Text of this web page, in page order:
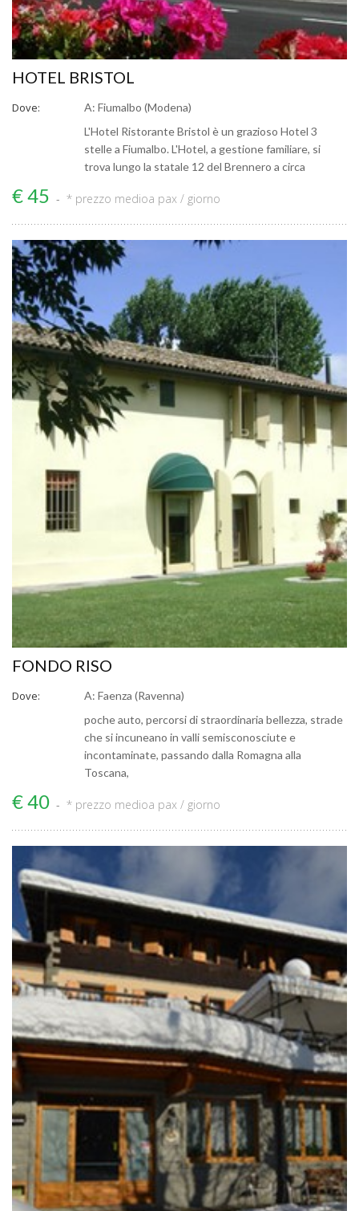
HOTEL BRISTOL
Dove:
A: Fiumalbo (Modena)
L'Hotel Ristorante Bristol è un grazioso Hotel 3
stelle a Fiumalbo. L'Hotel, a gestione familiare, si
trova lungo la statale 12 del Brennero a circa
€ 45 * prezzo medioa pax / giorno
FONDO RISO
Dove:
A: Faenza (Ravenna)
poche auto, percorsi di straordinaria bellezza, strade
che si incuneano in valli semisconosciute e
incontaminate, passando dalla Romagna alla
Toscana,
€ 40 * prezzo medioa pax / giorno